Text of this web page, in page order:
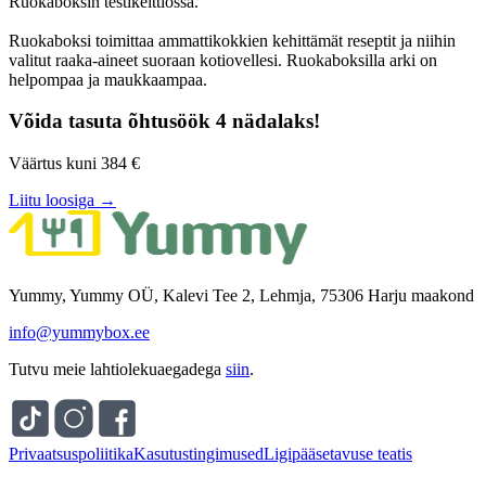
Ruokaboksi toimittaa ammattikokkien kehittämät reseptit ja niihin
valitut raaka-aineet suoraan kotiovellesi. Ruokaboksilla arki on
helpompaa ja maukkaampaa.
Võida tasuta õhtusöök 4 nädalaks!
Väärtus kuni 384 €
Liitu loosiga →
Yummy, Yummy OÜ, Kalevi Tee 2, Lehmja, 75306 Harju maakond
info@yummybox.ee
Tutvu meie lahtiolekuaegadega siin.
PrivaatsuspoliitikaKasutustingimusedLigipääsetavuse teatis